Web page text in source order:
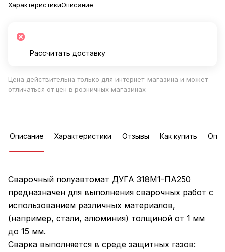
ХарактеристикиОписание
Рассчитать доставку
Цена действительна только для интернет-магазина и может
отличаться от цен в розничных магазинах
Описание Характеристики Отзывы Как купить
Сварочный полуавтомат ДУГА 318М1-ПА250
предназначен для выполнения сварочных работ с
использованием различных материалов,
(например, стали, алюминия) толщиной от 1 мм
до 15 мм.
Сварка выполняется в среде защитных газов: